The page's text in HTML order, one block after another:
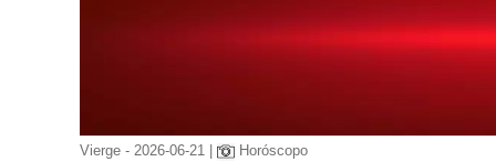
Vierge - 2026-06-21 | Horóscopo